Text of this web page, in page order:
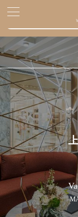
2026年7月江
2026年7月上
2026年7月江
上海市徐汇区
节假日正常营